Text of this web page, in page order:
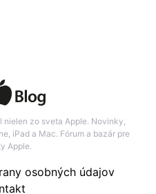
zo sveta Apple. Novinky,
iPad a Mac. Fórum a bazár pre
Apple.
osobných údajov